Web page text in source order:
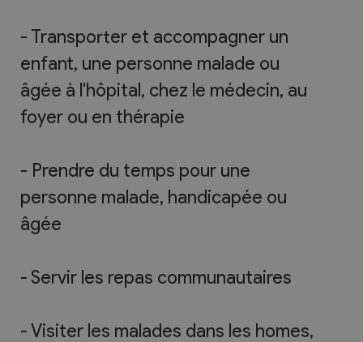
- Transporter et accompagner un
enfant, une personne malade ou
âgée à l'hôpital, chez le médecin, au
foyer ou en thérapie
- Prendre du temps pour une
personne malade, handicapée ou
âgée
- Servir les repas communautaires
- Visiter les malades dans les homes,